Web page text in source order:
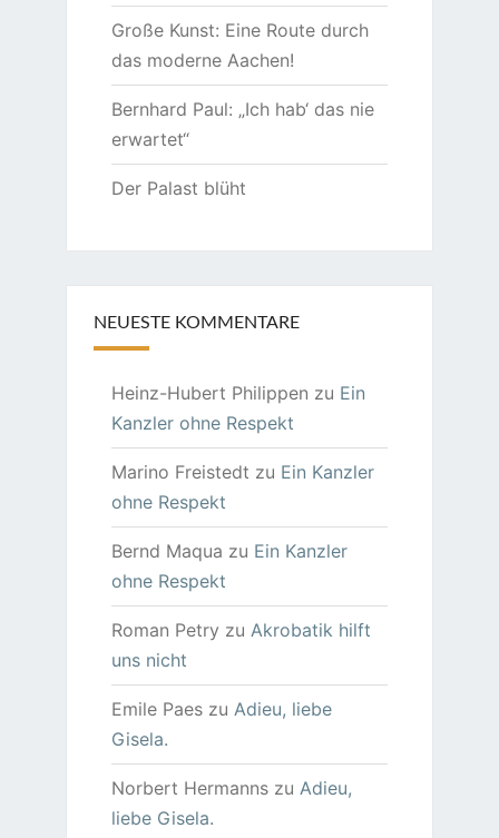
Große Kunst: Eine Route durch
das moderne Aachen!
Bernhard Paul: „Ich hab‘ das nie
erwartet“
Der Palast blüht
NEUESTE KOMMENTARE
Heinz-Hubert Philippen zu Ein
Kanzler ohne Respekt
Marino Freistedt zu Ein Kanzler
ohne Respekt
Bernd Maqua zu Ein Kanzler
ohne Respekt
Roman Petry zu Akrobatik hilft
uns nicht
Emile Paeszu Adieu, liebe
Gisela.
Norbert Hermannszu Adieu,
liebe Gisela.